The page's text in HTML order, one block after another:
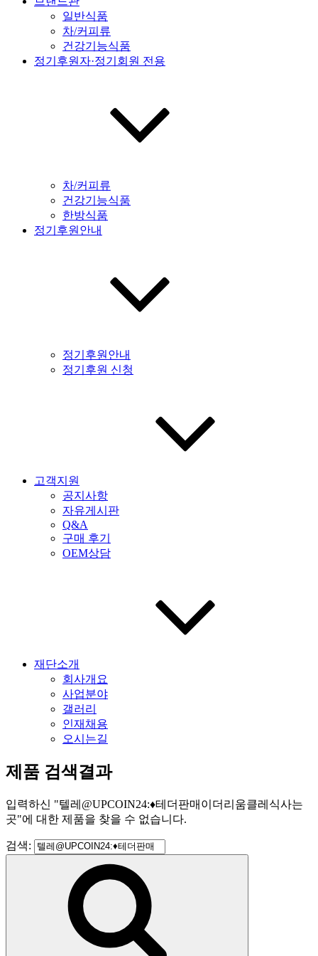
일반식품
차/커피류
건강기능식품
정기후원자·정기회원 전용
차/커피류
건강기능식품
한방식품
정기후원안내
정기후원안내
정기후원 신청
고객지원
공지사항
자유게시판
Q&A
구매 후기
OEM상담
재단소개
회사개요
사업분야
갤러리
인재채용
오시는길
제품 검색결과
입력하신 "텔레@UPCOIN24:♦테더판매이더리움클레식사는
곳"에 대한 제품을 찾을 수 없습니다.
검색: